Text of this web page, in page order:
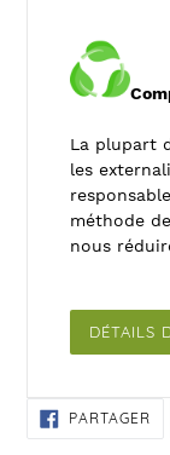
La plupart
les
méthode
nous
DÉTAILS
PARTAGER